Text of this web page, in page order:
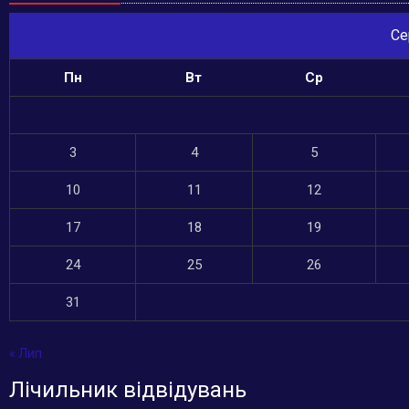
Пн Вт Ср
3 4 5
10 11 12
17 18 19
24 25 26
31
« Лип
Лічильник відвідувань